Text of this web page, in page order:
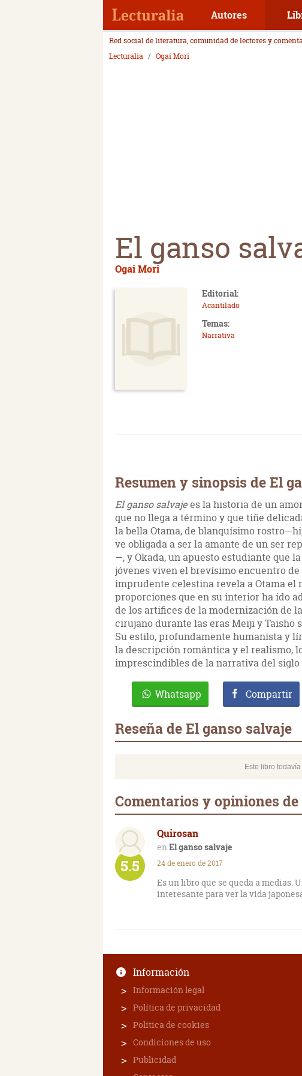
Autores
Red social de literatura, comunidad de lectores y
Lecturalia
Ogai Mori
El ganso
Ogai Mori
Editorial:
Acantilado
Temas:
Narrativa
Resumen y sinopsis de El
El ganso salvajees la historia de un
que no llega a término y que tiñe
la bella Otama, de blanquísimo
ve obligada a ser la amante de un ser
—, y Okada, un apuesto estudiante que
jóvenes viven el brevísimo encuentro
imprudente celestina revela a Otama el
proporciones que en su interior ha ido
de los artifices de la modernización de
cirujano durante las eras Meiji y Taisho
Su estilo, profundamente humanista y
la descripción romántica y el realismo,
imprescindibles de la narrativa del siglo
Whatsapp Compartir
Reseña de El ganso salvaje
Este libro
Comentarios y opiniones
Quirosan
El ganso salvaje
5.5 24 de enero de 2017
Es un libro que se queda a medias.
interesante para ver la vida
Información
Información legal
Política de privacidad
Política de cookies
Condiciones de uso
Publicidad